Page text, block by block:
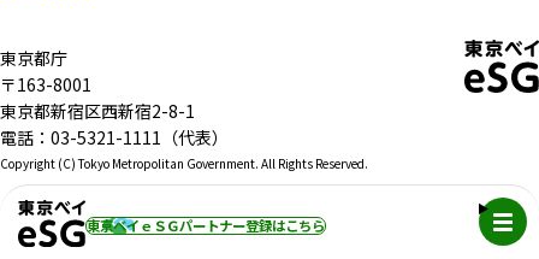
東京ベイｅＳＧパートナー登録はこちら メニュ
東京都庁
〒163-8001
東京都新宿区西新宿2-8-1
電話：03-5321-1111（代表）
Copyright (C) Tokyo Metropolitan Government. All Rights Reserved.